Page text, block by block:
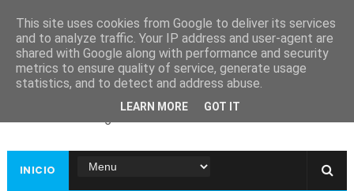
Ayuntamiento de
Guadiana
INICIO
This site uses cookies from Google to deliver its services
and to analyze traffic. Your IP address and user-agent are
shared with Google along with performance and security
metrics to ensure quality of service, generate usage
statistics, and to detect and address abuse.
LEARN MORE GOT IT